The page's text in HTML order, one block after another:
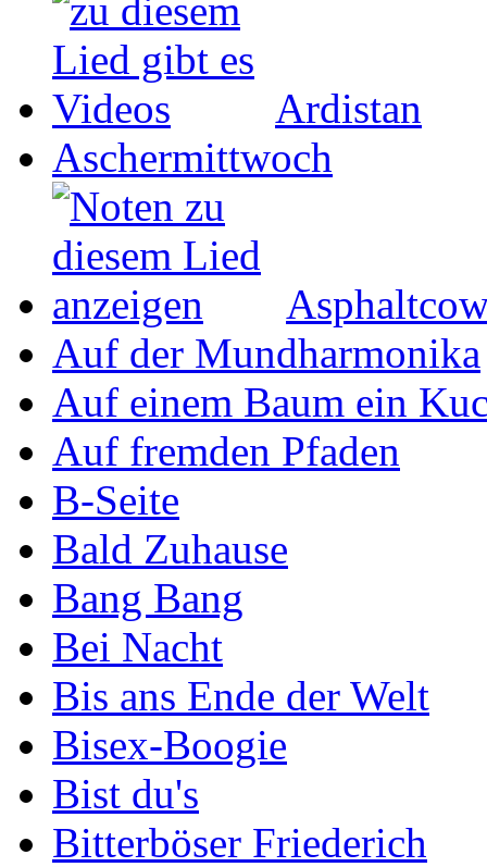
Ardistan
Aschermittwoch
Auf der Mundharmonika
Auf einem Baum ein
Auf fremden Pfaden
B-Seite
Bald Zuhause
Bang Bang
Bei Nacht
Bis ans Ende der Welt
Bisex-Boogie
Bist du's
Bitterböser Friederich